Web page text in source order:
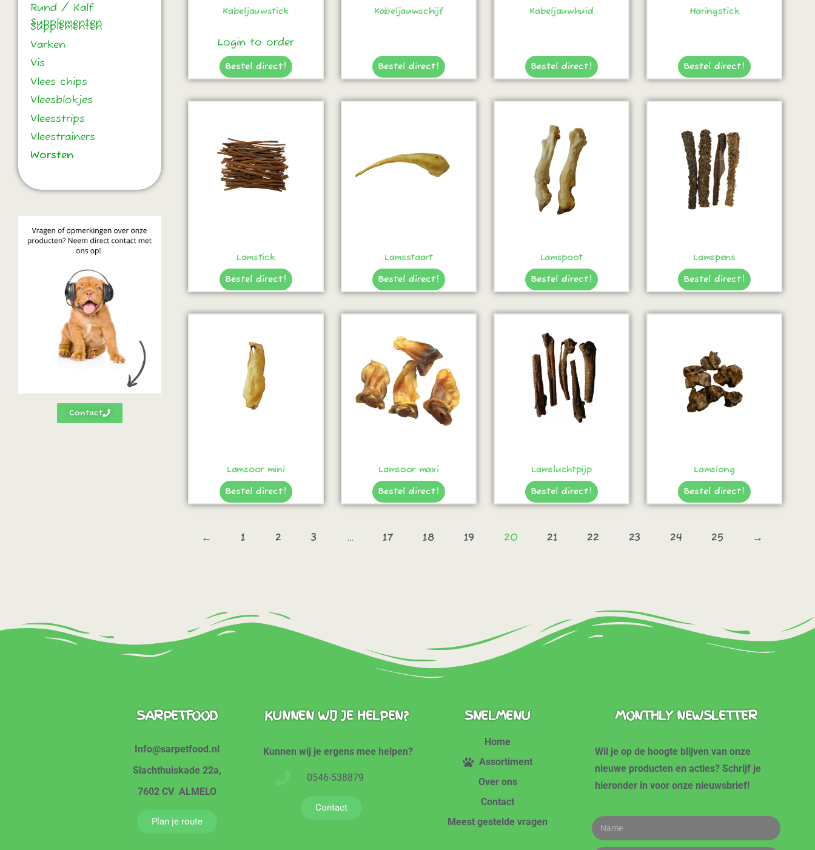
Rund / Kalf
Supplementen
Varken
Vis
Vlees chips
Vleesblokjes
Vleesstrips
Vleestrainers
Worsten
Worsten
Supplementen
Contact
Kabeljauwstick
Login to order
Bestel direct!
Kabeljauwschijf
Bestel direct!
Kabeljauwhuid
Bestel direct!
Haringstick
Bestel direct!
Lamstick
Bestel direct!
Lamsstaart
Bestel direct!
Lamspoot
Bestel direct!
Lamspens
Bestel direct!
Lamsoor mini
Bestel direct!
Lamsoor maxi
Bestel direct!
Lamsluchtpijp
Bestel direct!
Lamslong
Bestel direct!
← 1 2 3 … 17 18 19 20 21 22 23 24 25 →
SARPETFOOD
Info@sarpetfood.nl
Slachthuiskade 22a,
7602 CV ALMELO
Plan je route
KUNNEN WIJ JE HELPEN?
Kunnen wij je ergens mee helpen?
0546-538879
Contact
SNELMENU
Home
Assortiment
Over ons
Contact
Meest gestelde vragen
MONTHLY NEWSLETTER
Wil je op de hoogte blijven van onze
nieuwe producten en acties? Schrijf je
hieronder in voor onze nieuwsbrief!